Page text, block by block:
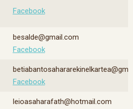
Facebook
besalde@gmail.com
Facebook
Facebook
leioasaharafath@hotmail.com